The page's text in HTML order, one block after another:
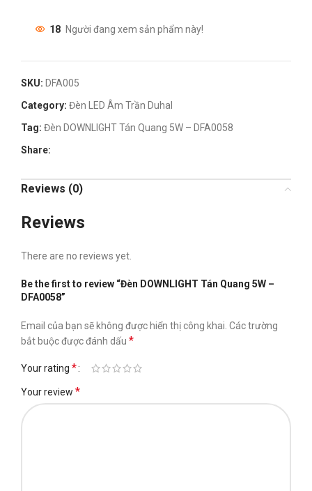
18 Người đang xem sản phẩm này!
SKU: DFA005
Category: Đèn LED Âm Trần Duhal
Tag: Đèn DOWNLIGHT Tán Quang 5W – DFA0058
Share:
Reviews (0)
Reviews
There are no reviews yet.
Be the first to review “Đèn DOWNLIGHT Tán Quang 5W –
DFA0058”
Email của bạn sẽ không được hiển thị công khai. Các trường
bắt buộc được đánh dấu *
Your rating *
Your review *